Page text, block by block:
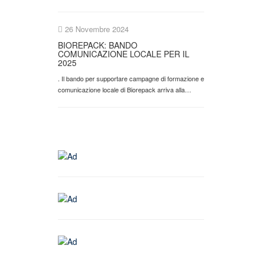
26 Novembre 2024
BIOREPACK: BANDO
COMUNICAZIONE LOCALE PER IL
2025
. Il bando per supportare campagne di formazione e
comunicazione locale di Biorepack arriva alla…